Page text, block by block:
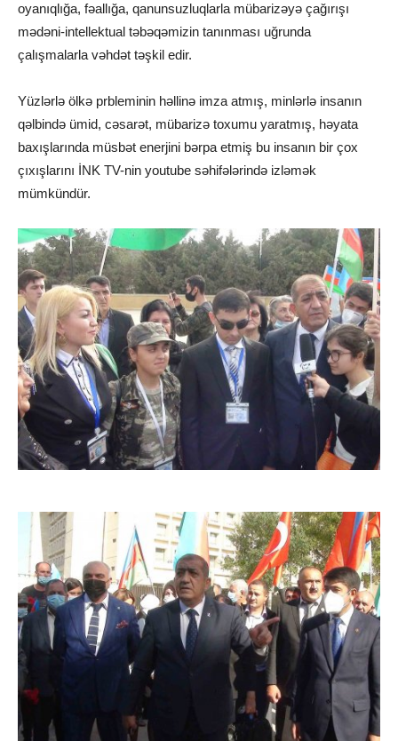
oyanıqlığa, fəallığa, qanunsuzluqlarla mübarizəyə çağırışı
mədəni-intellektual təbəqəmizin tanınması uğrunda
çalışmalarla vəhdət təşkil edir.
Yüzlərlə ölkə prbleminin həllinə imza atmış, minlərlə insanın
qəlbində ümid, cəsarət, mübarizə toxumu yaratmış, həyata
baxışlarında müsbət enerjini bərpa etmiş bu insanın bir çox
çıxışlarını İNK TV-nin youtube səhifələrində izləmək
mümkündür.